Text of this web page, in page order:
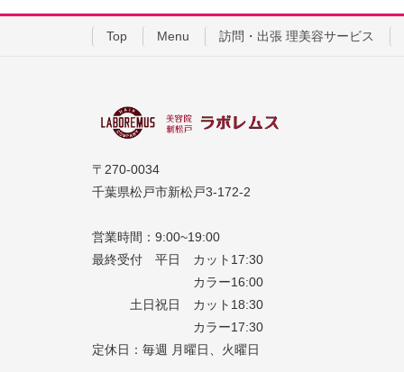
Top Menu 訪問・出張 理美容サービス
〒270-0034
千葉県松戸市新松戸3-172-2
営業時間：9:00~19:00
最終受付 平日 カット17:30
カラー16:00
土日祝日 カット18:30
カラー17:30
定休日：毎週 月曜日、火曜日